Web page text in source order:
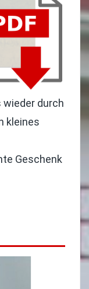
wieder durch
kleines
Geschenk